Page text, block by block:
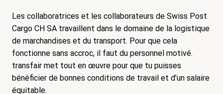
Les collaboratrices et les collaborateurs de Swiss Post
Cargo CH SA travaillent dans le domaine de la logistique
de marchandises et du transport. Pour que cela
fonctionne sans accroc, il faut du personnel motivé.
transfair met tout en œuvre pour que tu puisses
bénéficier de bonnes conditions de travail et d’un salaire
équitable.